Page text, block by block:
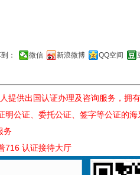
：
微信 新浪微博 QQ空间
提供出国认证办理及咨询服务，拥
公证、委托公证、签字等公证的海
务
716 认证接待大厅